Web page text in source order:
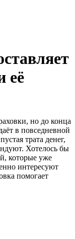
её
но до конца
в повседневной
трата денег,
Хотелось бы
которые уже
интересуют
помогает